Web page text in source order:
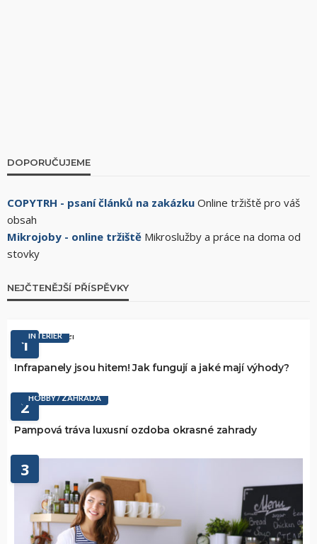
DOPORUČUJEME
COPYTRH - psaní článků na zakázku Online tržiště pro váš
obsah
Mikrojoby - online tržiště Mikroslužby a práce na doma od
stovky
NEJČTENĚJŠÍ PŘÍSPĚVKY
1INTERIÉR
Infrapanely jsou hitem! Jak fungují a jaké mají výhody?
2HOBBY / ZAHRADA
Pampová tráva luxusní ozdoba okrasné zahrady
3